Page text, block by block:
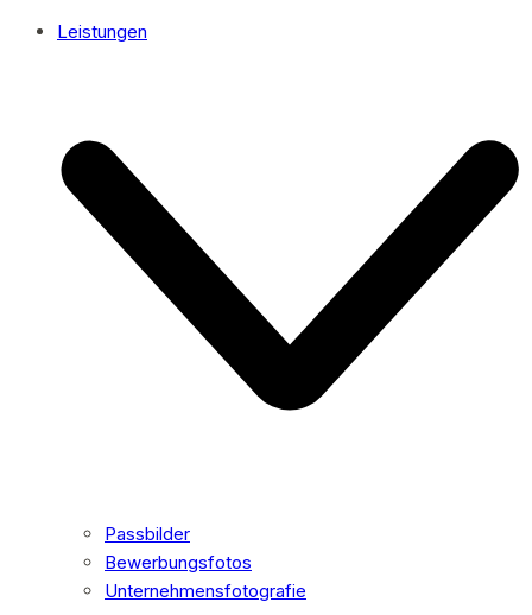
Leistungen
Passbilder
Bewerbungsfotos
Unternehmensfotografie